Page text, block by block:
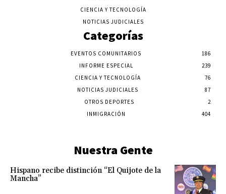
CIENCIA Y TECNOLOGÍA
NOTICIAS JUDICIALES
Categorías
EVENTOS COMUNITARIOS
186
INFORME ESPECIAL
239
CIENCIA Y TECNOLOGÍA
76
NOTICIAS JUDICIALES
87
OTROS DEPORTES
2
INMIGRACIÓN
404
Nuestra Gente
Hispano recibe distinción “El Quijote de la
Mancha”